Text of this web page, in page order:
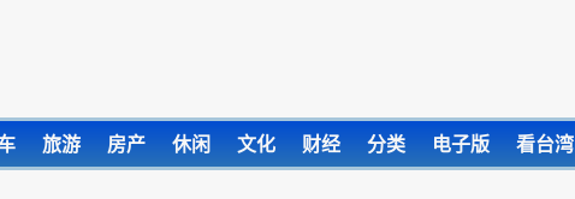
旅游 房产 休闲 文化 财经 分类 电子版 看台湾